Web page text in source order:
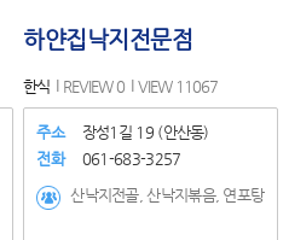
하얀집낙지전문점
한식 REVIEW 0 VIEW 11067
주소
장성1길 19 (안산동)
전화
061-683-3257
산낙지전골, 산낙지볶음, 연포탕